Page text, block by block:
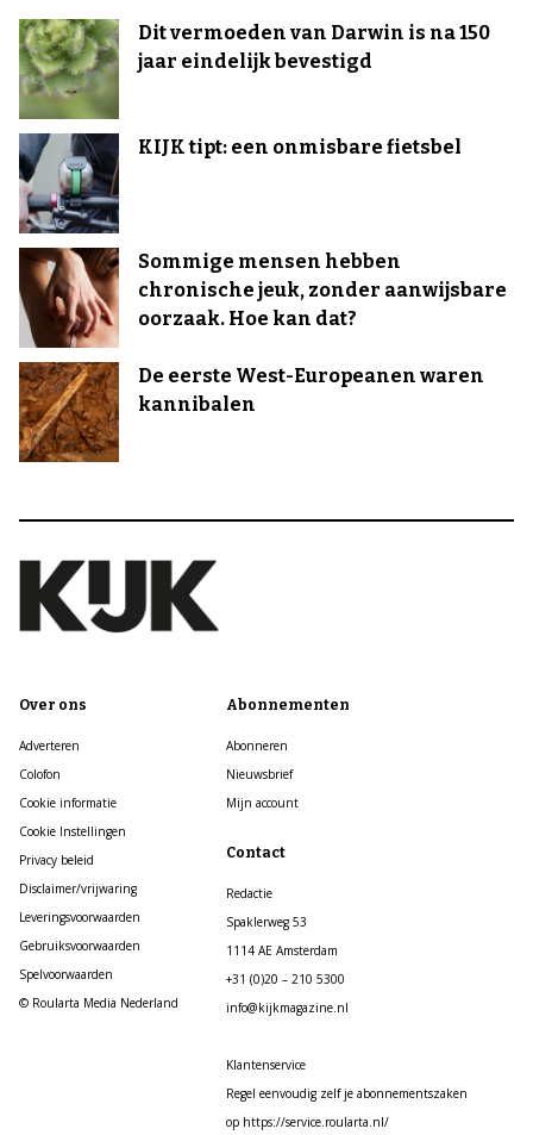
Dit vermoeden van Darwin is na 150
jaar eindelijk bevestigd
KIJK tipt: een onmisbare fietsbel
Sommige mensen hebben
chronische jeuk, zonder aanwijsbare
oorzaak. Hoe kan dat?
De eerste West-Europeanen waren
kannibalen
Over ons
Adverteren
Colofon
Cookie informatie
Cookie Instellingen
Privacy beleid
Disclaimer/vrijwaring
Leveringsvoorwaarden
Gebruiksvoorwaarden
Spelvoorwaarden
© Roularta Media Nederland
Abonnementen
Abonneren
Nieuwsbrief
Mijn account
Contact
Redactie
Spaklerweg 53
1114 AE Amsterdam
+31 (0)20 – 210 5300
info@kijkmagazine.nl
Klantenservice
Regel eenvoudig zelf je abonnementszaken
op https://service.roularta.nl/